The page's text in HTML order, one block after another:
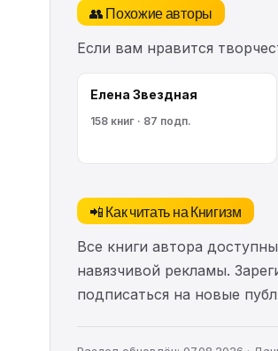
👥 Похожие авторы
Если вам нравится
Елена Звездная
158 книг · 87 подп.
📲 Как читать на Книгизм
Все книги автора
навязчивой рекламы.
подписаться на новые